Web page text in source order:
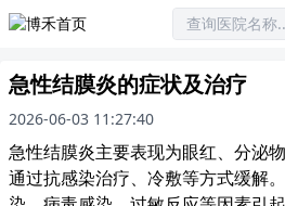
急性结膜炎的症状及治疗
2026-06-03 11:27:40
急性结膜炎主要表现为眼红、分泌
通过抗感染治疗、冷敷等方式缓解